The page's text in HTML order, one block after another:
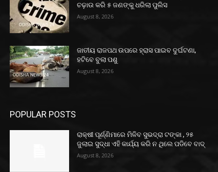
ଚଢ଼ାଉ କରି ୫ ଜଣଙ୍କୁ ଧରିଲା ପୁଲିସ
August 8, 2026
ଜାତୀୟ ରାଜପଥ ଉପରେ ହ୍ରାସ ପାଇବ ଦୁର୍ଘଟଣା,
ହଟିବେ ବୁଲା ପଶୁ
August 8, 2026
POPULAR POSTS
ରାକ୍ଷୀ ପୂର୍ଣ୍ଣିମାରେ ମିଳିବ ସୁଭଦ୍ରା ଟଙ୍କା , ୨୫
ଜୁଲାଇ ସୁଦ୍ଧା ଏହି କାର୍ଯ୍ୟ କରି ନ ଥିଲେ ପଡିବେ ବାଦ୍
August 8, 2026